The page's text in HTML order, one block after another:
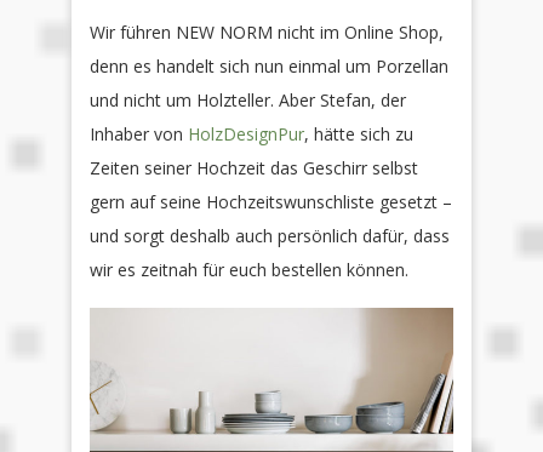
Wir führen NEW NORM nicht im Online Shop,
denn es handelt sich nun einmal um Porzellan
und nicht um Holzteller. Aber Stefan, der
Inhaber von HolzDesignPur, hätte sich zu
Zeiten seiner Hochzeit das Geschirr selbst
gern auf seine Hochzeitswunschliste gesetzt –
und sorgt deshalb auch persönlich dafür, dass
wir es zeitnah für euch bestellen können.